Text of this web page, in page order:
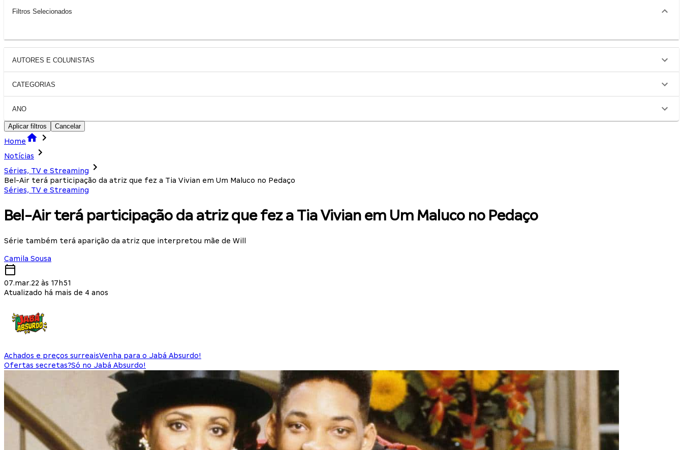
Filtros Selecionados
AUTORES E COLUNISTAS
CATEGORIAS
ANO
Aplicar filtros Cancelar
Home
Notícias
Séries, TV e Streaming
Bel-Air terá participação da atriz que fez a Tia Vivian em Um Maluco no Pedaço
Séries, TV e Streaming
Bel-Air terá participação da atriz que fez a Tia Vivian em Um Maluco no Pedaço
Série também terá aparição da atriz que interpretou mãe de Will
Camila Sousa
07.mar.22 às 17h51
Atualizado há mais de 4 anos
Achados e preços surreaisVenha para o Jabá Absurdo!
Ofertas secretas?Só no Jabá Absurdo!